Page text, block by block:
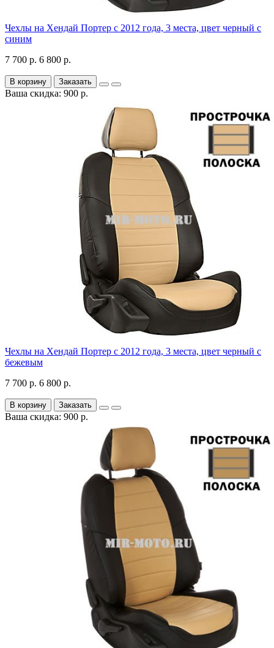
Чехлы на Хендай Портер с 2012 года, 3 места, цвет черный с
синим
7 700 р. 6 800 р.
В корзину Заказать
Ваша скидка: 900 р.
Чехлы на Хендай Портер с 2012 года, 3 места, цвет черный с
бежевым
7 700 р. 6 800 р.
В корзину Заказать
Ваша скидка: 900 р.